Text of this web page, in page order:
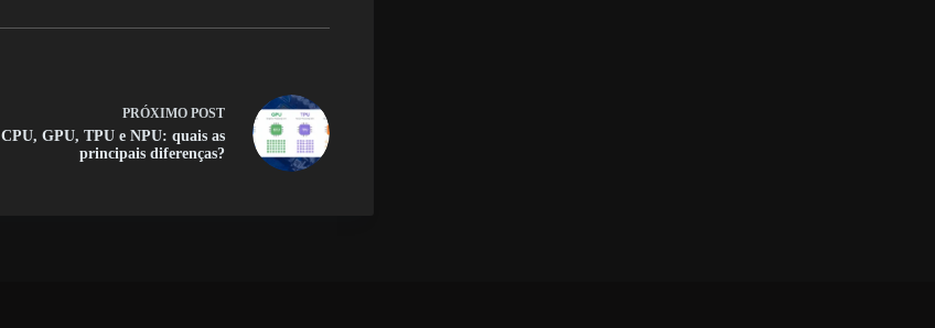
PRÓXIMO POST
CPU, GPU, TPU e NPU: quais as
principais diferenças?